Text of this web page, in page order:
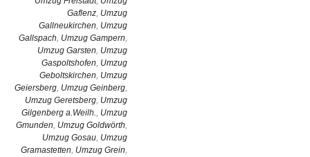
Gaflenz, Umzug
Gallneukirchen, Umzug
Gallspach, Umzug Gampern,
Umzug Garsten, Umzug
Gaspoltshofen, Umzug
Geboltskirchen, Umzug
Geiersberg, Umzug Geinberg,
Umzug Geretsberg, Umzug
Gilgenberg a.Weilh., Umzug
Gmunden, Umzug Goldwörth,
Umzug Gosau, Umzug
Gramastetten, Umzug Grein,